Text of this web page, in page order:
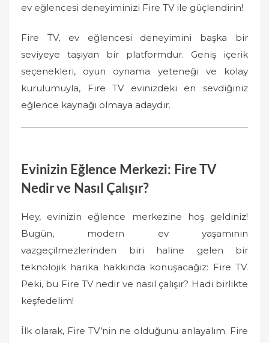
ev eğlencesi deneyiminizi Fire TV ile güçlendirin!
Fire TV, ev eğlencesi deneyimini başka bir
seviyeye taşıyan bir platformdur. Geniş içerik
seçenekleri, oyun oynama yeteneği ve kolay
kurulumuyla, Fire TV evinizdeki en sevdiğiniz
eğlence kaynağı olmaya adaydır.
Evinizin Eğlence Merkezi: Fire TV
Nedir ve Nasıl Çalışır?
Hey, evinizin eğlence merkezine hoş geldiniz!
Bugün, modern ev yaşamının
vazgeçilmezlerinden biri haline gelen bir
teknolojik harika hakkında konuşacağız: Fire TV.
Peki, bu Fire TV nedir ve nasıl çalışır? Hadi birlikte
keşfedelim!
İlk olarak, Fire TV’nin ne olduğunu anlayalım. Fire